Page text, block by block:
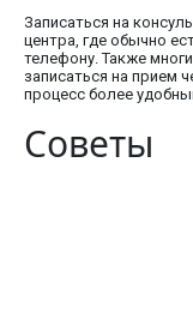
Записаться на
центра, где обычно
телефону. Также
записаться на прием
процесс более
Советы